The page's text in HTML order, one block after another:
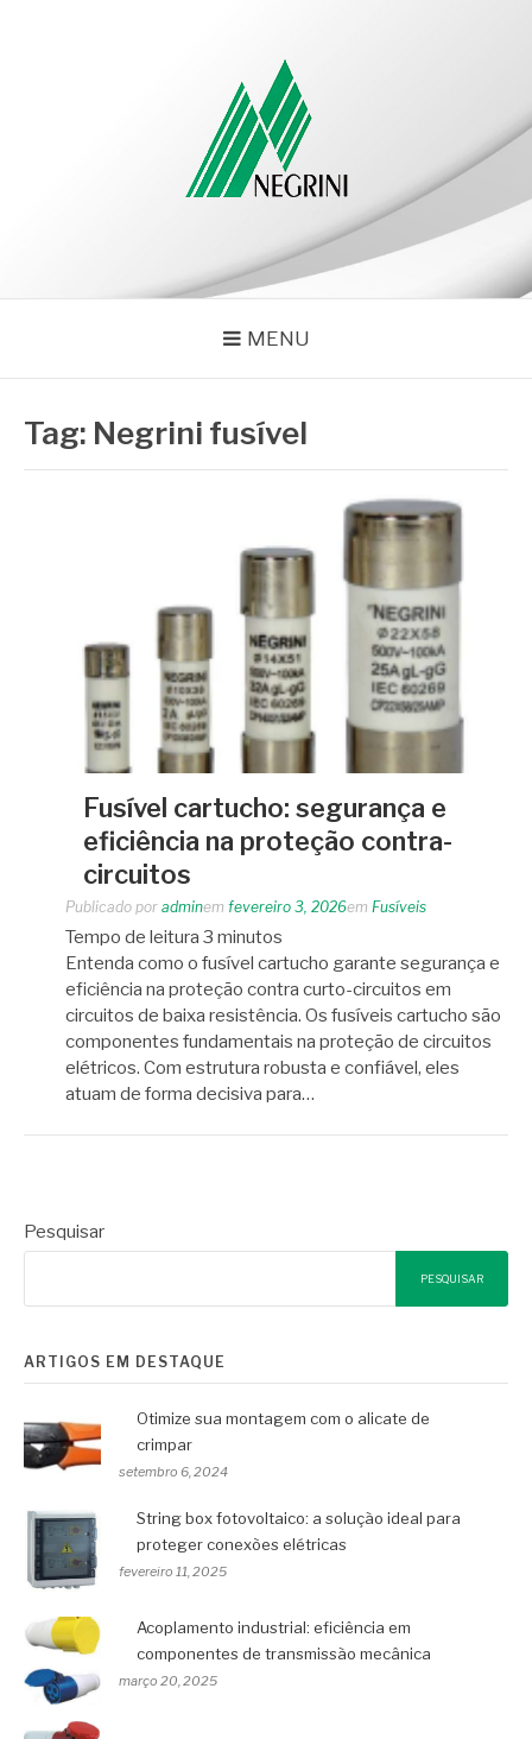
MENU
Tag: Negrini fusível
Fusível cartucho: segurança e
eficiência na proteção contra-
circuitos
Publicado por adminem fevereiro 3, 2026em Fusíveis
Tempo de leitura 3 minutos
Entenda como o fusível cartucho garante segurança e
eficiência na proteção contra curto-circuitos em
circuitos de baixa resistência. Os fusíveis cartucho são
componentes fundamentais na proteção de circuitos
elétricos. Com estrutura robusta e confiável, eles
atuam de forma decisiva para…
Pesquisar
PESQUISAR
ARTIGOS EM DESTAQUE
Otimize sua montagem com o alicate de
crimpar
setembro 6, 2024
String box fotovoltaico: a solução ideal para
proteger conexões elétricas
fevereiro 11, 2025
Acoplamento industrial: eficiência em
componentes de transmissão mecânica
março 20, 2025